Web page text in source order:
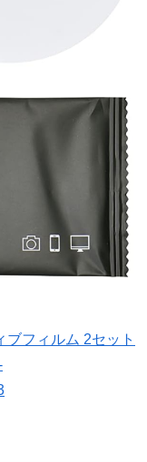
フィルム 2セット